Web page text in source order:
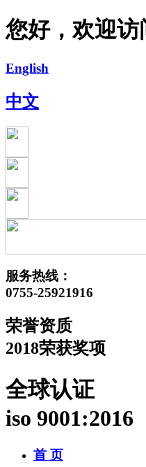
您好，欢迎访
English
中文
服务热线：
0755-25921916
荣誉资质
2018荣获奖项
全球认证
iso 9001:2016
首 页